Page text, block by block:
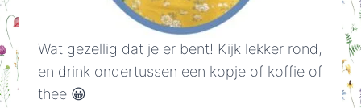
Wat gezellig dat je er bent! Kijk lekker rond,
en drink ondertussen een kopje of koffie of
thee 😀